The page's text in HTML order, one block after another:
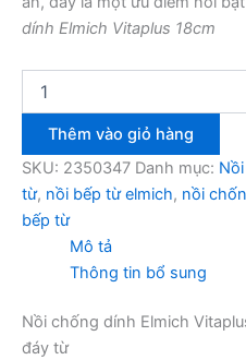
dính Elmich Vitaplus 18cm
chống
Elmich
Vitaplus
Fiore
EL-
0347
Thêm vào giỏ hàng
SKU: 2350347 Danh mục:
từ, nồi bếp từ elmich, nồi
bếp từ
Mô tả
Thông tin bổ sung
Nồi chống dính Elmich
đáy từ